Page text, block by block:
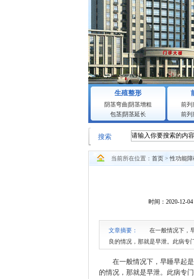
生殖整形
阴茎弯曲 阴茎增粗
包茎| 阴茎延长
前列
前列
搜索
当前所在位置： 首页 >性功能
时间：2020-12-
文章摘要：
在一般情况下，早
良的情况，那就是早泄。此病专
在一般情况下，早睡早起是
的情况，那就是早泄。此病专